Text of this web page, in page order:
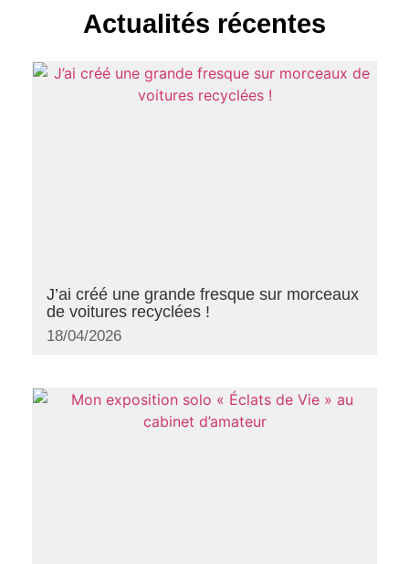
Actualités récentes
J’ai créé une grande fresque sur morceaux
de voitures recyclées !
18/04/2026